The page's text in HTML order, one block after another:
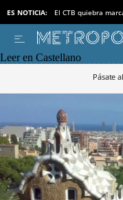
ES NOTICIA: El CTB quiebra
Leer en Castellano
Pásate